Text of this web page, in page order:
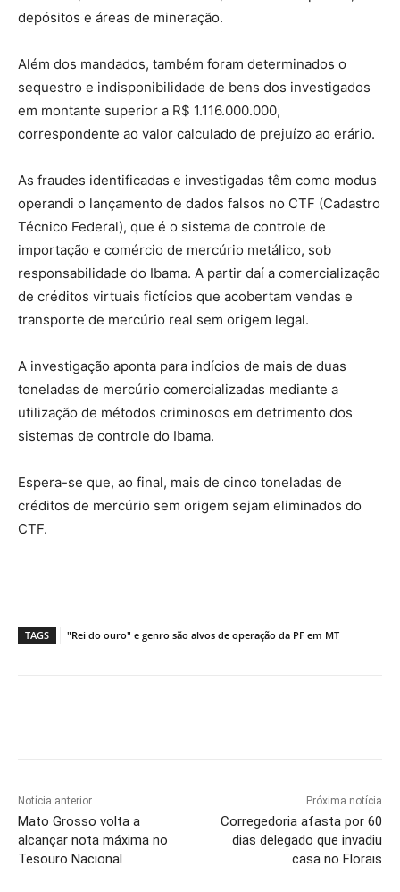
depósitos e áreas de mineração.
Além dos mandados, também foram determinados o
sequestro e indisponibilidade de bens dos investigados
em montante superior a R$ 1.116.000.000,
correspondente ao valor calculado de prejuízo ao erário.
As fraudes identificadas e investigadas têm como modus
operandi o lançamento de dados falsos no CTF (Cadastro
Técnico Federal), que é o sistema de controle de
importação e comércio de mercúrio metálico, sob
responsabilidade do Ibama. A partir daí a comercialização
de créditos virtuais fictícios que acobertam vendas e
transporte de mercúrio real sem origem legal.
A investigação aponta para indícios de mais de duas
toneladas de mercúrio comercializadas mediante a
utilização de métodos criminosos em detrimento dos
sistemas de controle do Ibama.
Espera-se que, ao final, mais de cinco toneladas de
créditos de mercúrio sem origem sejam eliminados do
CTF.
TAGS "Rei do ouro" e genro são alvos de operação da PF em MT
Notícia anterior
Mato Grosso volta a
alcançar nota máxima no
Tesouro Nacional
Próxima notícia
Corregedoria afasta por 60
dias delegado que invadiu
casa no Florais